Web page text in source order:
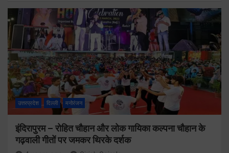
उत्तरप्रदेश दिल्ली मनोरंजन
इंदिरापुरम – रोहित चौहान और लोक गायिका कल्पना चौहान के
गढ़वाली गीतों पर जमकर थिरके दर्शक